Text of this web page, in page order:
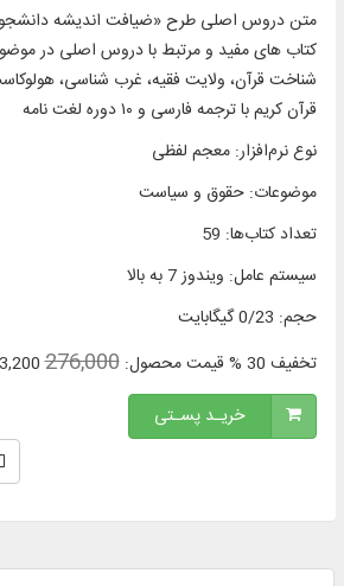
کتاب های مفید و مرتبط با دروس اصلی در
شناخت قرآن، ولایت فقیه، غرب شناسی،
قرآن کریم با ترجمه فارسی و ۱۰ دوره لغت‌ نامه
نوع نرم‌افزار:معجم لفظی
موضوعات:حقوق و سیاست
تعداد کتاب‌ها:
59
سیستم عامل: ویندوز 7 به بالا
حجم: 0/23 گیگابایت
تخفیف 30 % قیمت محصول:276,000
خریـد پسـتی